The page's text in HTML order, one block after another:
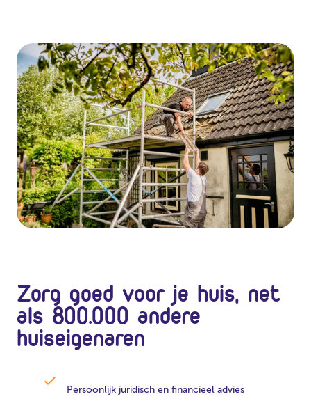
Zorg goed voor je huis, net
als 800.000 andere
huiseigenaren
Persoonlijk juridisch en financieel advies